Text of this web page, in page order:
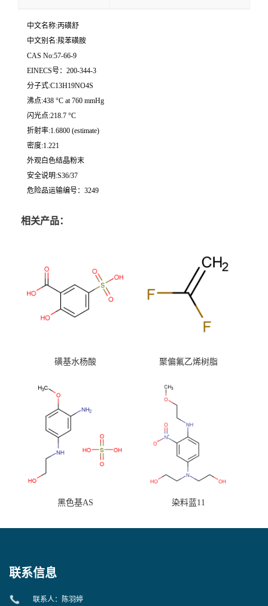
中文名称:丙磺舒
中文别名:羧苯磺胺
CAS No:57-66-9
EINECS号：200-344-3
分子式:C13H19NO4S
沸点:438 °C at 760 mmHg
闪光点:218.7 °C
折射率:1.6800 (estimate)
密度:1.221
外观白色结晶粉末
安全说明:S36/37
危险品运输编号：3249
相关产品：
磺基水杨酸 聚偏氟乙烯树脂
黑色基AS 染料蓝11
联系信息
联系人：陈羽婷